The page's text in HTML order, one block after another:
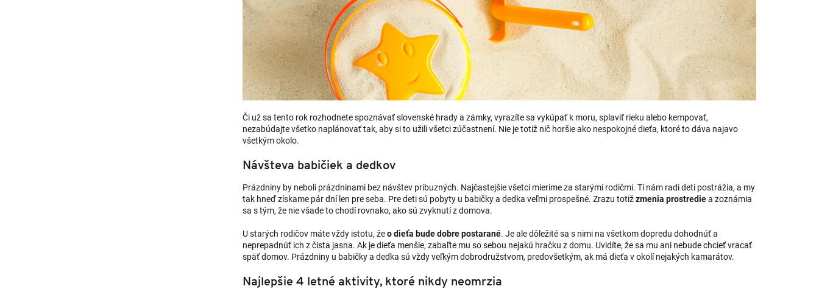
Či už sa tento rok rozhodnete spoznávať slovenské hrady a zámky, vyrazíte sa vykúpať k moru, splaviť rieku alebo kempovať,
nezabúdajte všetko naplánovať tak, aby si to užili všetci zúčastnení. Nie je totiž nič horšie ako nespokojné dieťa, ktoré to dáva najavo
všetkým okolo.
Návšteva babičiek a dedkov
Prázdniny by neboli prázdninami bez návštev príbuzných. Najčastejšie všetci mierime za starými rodičmi. Tí nám radi deti postrážia, a my
tak hneď získame pár dní len pre seba. Pre deti sú pobyty u babičky a dedka veľmi prospešné. Zrazu totižzmenia prostrediea zoznámia
sa s tým, že nie všade to chodí rovnako, ako sú zvyknutí z domova.
U starých rodičov máte vždy istotu, žeo dieťa bude dobre postarané. Je ale dôležité sa s nimi na všetkom dopredu dohodnúť a
neprepadnúť ich z čista jasna. Ak je dieťa menšie, zabaľte mu so sebou nejakú hračku z domu. Uvidíte, že sa mu ani nebude chcieť vracať
späť domov. Prázdniny u babičky a dedka sú vždy veľkým dobrodružstvom, predovšetkým, ak má dieťa v okolí nejakých kamarátov.
Najlepšie 4 letné aktivity, ktoré nikdy neomrzia